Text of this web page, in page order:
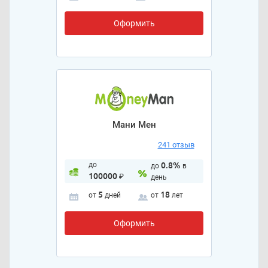
Оформить
Мани Мен
241 отзыв
до
100000₽
до 0.8% в
день
от 5 дней от 18 лет
Оформить